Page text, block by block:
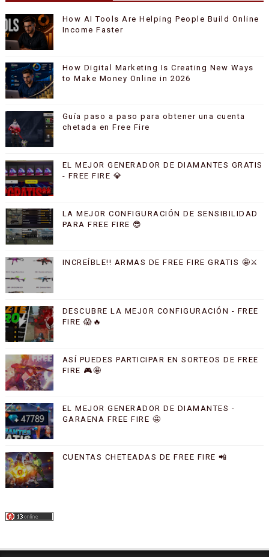
How AI Tools Are Helping People Build Online
Income Faster
How Digital Marketing Is Creating New Ways
to Make Money Online in 2026
Guía paso a paso para obtener una cuenta
chetada en Free Fire
EL MEJOR GENERADOR DE DIAMANTES GRATIS
- FREE FIRE 💎
LA MEJOR CONFIGURACIÓN DE SENSIBILIDAD
PARA FREE FIRE 😎
INCREÍBLE!! ARMAS DE FREE FIRE GRATIS 🤩⚔️
DESCUBRE LA MEJOR CONFIGURACIÓN - FREE
FIRE 😱🔥
ASÍ PUEDES PARTICIPAR EN SORTEOS DE FREE
FIRE 🎮🤩
EL MEJOR GENERADOR DE DIAMANTES -
GARAENA FREE FIRE 🤩
CUENTAS CHETEADAS DE FREE FIRE 📲